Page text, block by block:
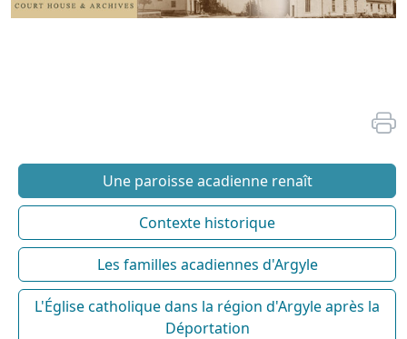
Une paroisse acadienne renaît
Contexte historique
Les familles acadiennes d'Argyle
L'Église catholique dans la région d'Argyle après la
Déportation